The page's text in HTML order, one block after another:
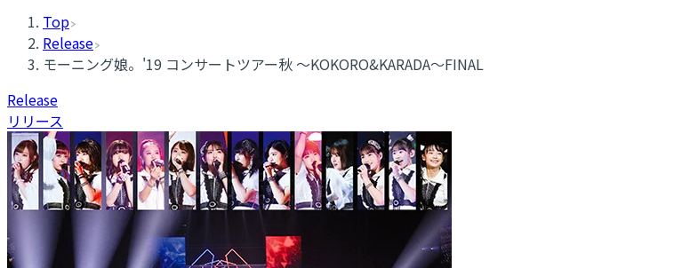
Top
Release
モーニング娘。'19 コンサートツアー秋 〜KOKORO&KARADA〜FINAL
Release
リリース